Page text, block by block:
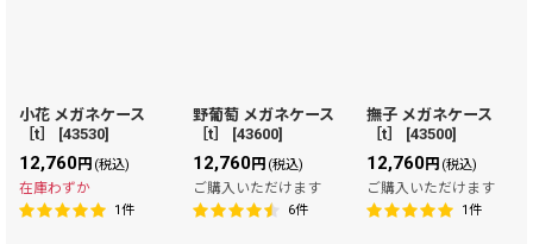
小花 メガネケース
［t］
[43530]
12,760円 (税込)
在庫わずか
1件
野葡萄 メガネケース
［t］
[43600]
12,760円 (税込)
ご購入いただけます
6件
撫子 メガネケース
［t］
[43500]
12,760円 (税込)
ご購入いただけます
1件